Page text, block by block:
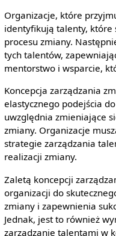
Organizacje, które
identyfikują talenty, które
procesu zmiany.
tych talentów,
mentorstwo i wsparcie,
Koncepcja zarządzania
elastycznego podejścia
uwzględnia zmieniające
zmiany. Organizacje
strategie zarządzania
realizacji zmiany.
Zaletą koncepcji
organizacji do
zmiany i zapewnienia
Jednak, jest to również
zarządzanie talentami w